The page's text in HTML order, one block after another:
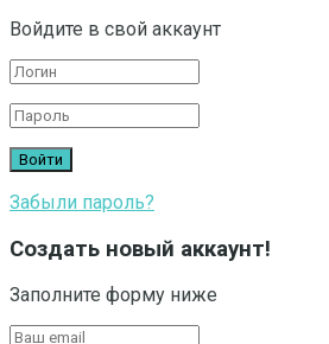
Войдите в свой аккаунт
Забыли пароль?
Создать новый аккаунт!
Заполните форму ниже